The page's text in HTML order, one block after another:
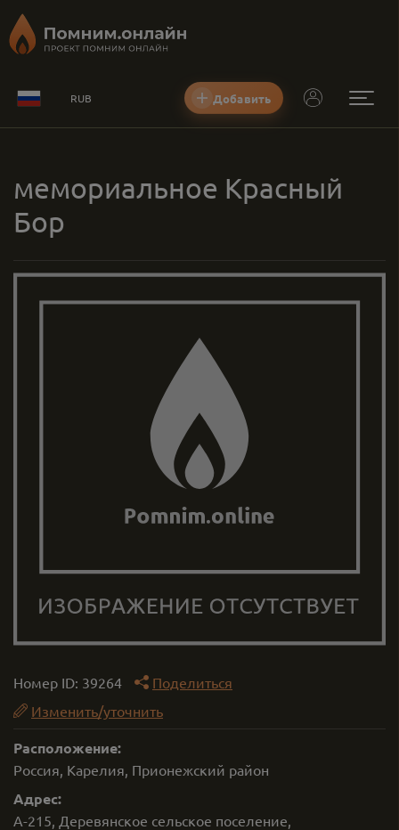
RUB Добавить
мемориальное Красный
Бор
Номер ID: 39264
Поделиться
Изменить/уточнить
Расположение:
Россия, Карелия, Прионежский район
Адрес:
А-215, Деревянское сельское поселение,